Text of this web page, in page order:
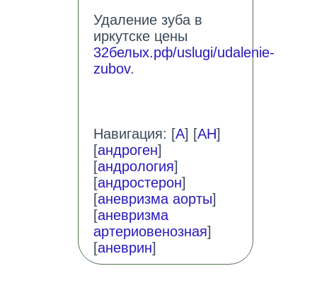
Удаление зуба в
иркутске цены
32белых.рф/uslugi/udalenie-
zubov.
Навигация: [А] [АН]
[андроген]
[андрология]
[андростерон]
[аневризма аорты]
[аневризма
артериовенозная]
[аневрин]